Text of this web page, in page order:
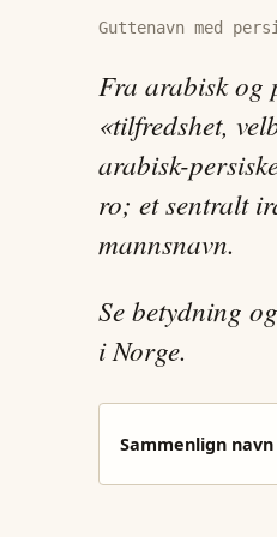
Guttenavn med
Fra arabisk og
«tilfredshet,
arabisk-
ro; et sentralt
mannsnavn.
Se betydning
i Norge.
Sammenlign navn